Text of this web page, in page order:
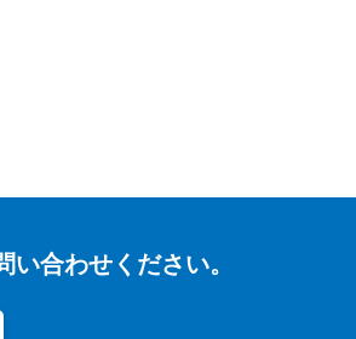
合わせください。